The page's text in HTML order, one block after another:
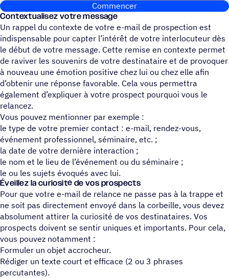
Commencer
Contextualisez votre message
Un rappel du contexte de votre e-mail de prospection est
indispensable pour capter l’intérêt de votre interlocuteur dès
le début de votre message. Cette remise en contexte permet
de raviver les souvenirs de votre destinataire et de provoquer
à nouveau une émotion positive chez lui ou chez elle afin
d’obtenir une réponse favorable. Cela vous permettra
également d’expliquer à votre prospect pourquoi vous le
relancez.
Vous pouvez mentionner par exemple :
le type de votre premier contact : e-mail, rendez-vous,
événement professionnel, séminaire, etc. ;
la date de votre dernière interaction ;
le nom et le lieu de l’événement ou du séminaire ;
le ou les sujets évoqués avec lui.
Éveillez la curiosité de vos prospects
Pour que votre e-mail de relance ne passe pas à la trappe et
ne soit pas directement envoyé dans la corbeille, vous devez
absolument attirer la curiosité de vos destinataires. Vos
prospects doivent se sentir uniques et importants. Pour cela,
vous pouvez notamment :
Formuler un objet accrocheur.
Rédiger un texte court et efficace (2 ou 3 phrases
percutantes).